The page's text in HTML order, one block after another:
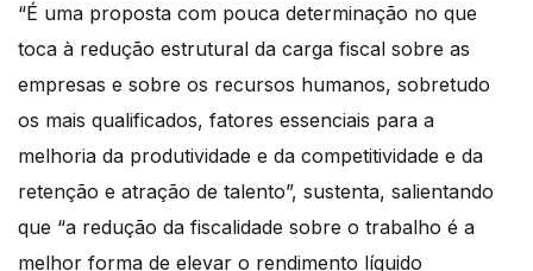
“É uma proposta com pouca determinação no que
toca à redução estrutural da carga fiscal sobre as
empresas e sobre os recursos humanos, sobretudo
os mais qualificados, fatores essenciais para a
melhoria da produtividade e da competitividade e da
retenção e atração de talento”, sustenta, salientando
que “a redução da fiscalidade sobre o trabalho é a
melhor forma de elevar o rendimento líquido